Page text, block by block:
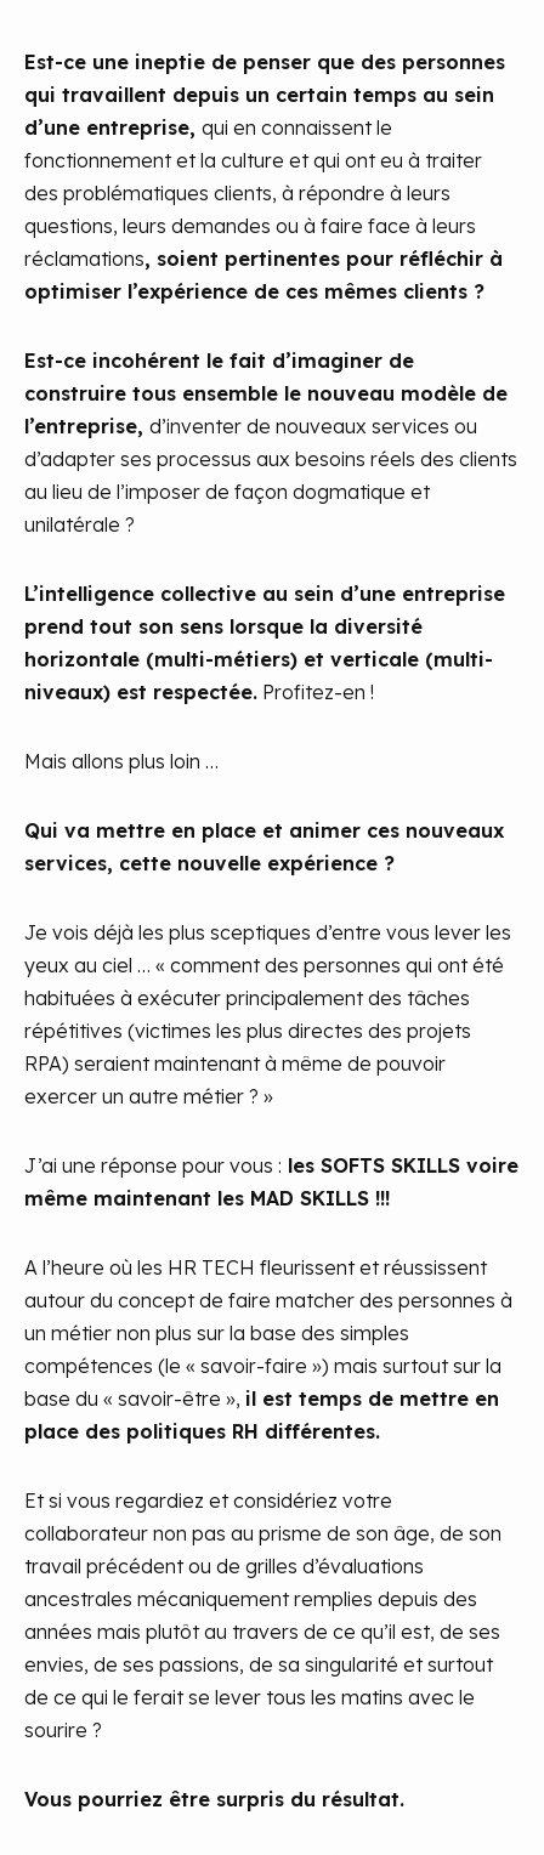
Est-ce une ineptie de penser que des personnes
qui travaillent depuis un certain temps au sein
d’une entreprise, qui en connaissent le
fonctionnement et la culture et qui ont eu à traiter
des problématiques clients, à répondre à leurs
questions, leurs demandes ou à faire face à leurs
réclamations, soient pertinentes pour réfléchir à
optimiser l’expérience de ces mêmes clients ?
Est-ce incohérent le fait d’imaginer de
construire tous ensemble le nouveau modèle de
l’entreprise, d’inventer de nouveaux services ou
d’adapter ses processus aux besoins réels des clients
au lieu de l’imposer de façon dogmatique et
unilatérale ?
L’intelligence collective au sein d’une entreprise
prend tout son sens lorsque la diversité
horizontale (multi-métiers) et verticale (multi-
niveaux) est respectée. Profitez-en !
Mais allons plus loin …
Qui va mettre en place et animer ces nouveaux
services, cette nouvelle expérience ?
Je vois déjà les plus sceptiques d’entre vous lever les
yeux au ciel … « comment des personnes qui ont été
habituées à exécuter principalement des tâches
répétitives (victimes les plus directes des projets
RPA) seraient maintenant à même de pouvoir
exercer un autre métier ? »
J’ai une réponse pour vous : les SOFTS SKILLS voire
même maintenant les MAD SKILLS !!!
A l’heure où les HR TECH fleurissent et réussissent
autour du concept de faire matcher des personnes à
un métier non plus sur la base des simples
compétences (le « savoir-faire ») mais surtout sur la
base du « savoir-être », il est temps de mettre en
place des politiques RH différentes.
Et si vous regardiez et considériez votre
collaborateur non pas au prisme de son âge, de son
travail précédent ou de grilles d’évaluations
ancestrales mécaniquement remplies depuis des
années mais plutôt au travers de ce qu’il est, de ses
envies, de ses passions, de sa singularité et surtout
de ce qui le ferait se lever tous les matins avec le
sourire ?
Vous pourriez être surpris du résultat.